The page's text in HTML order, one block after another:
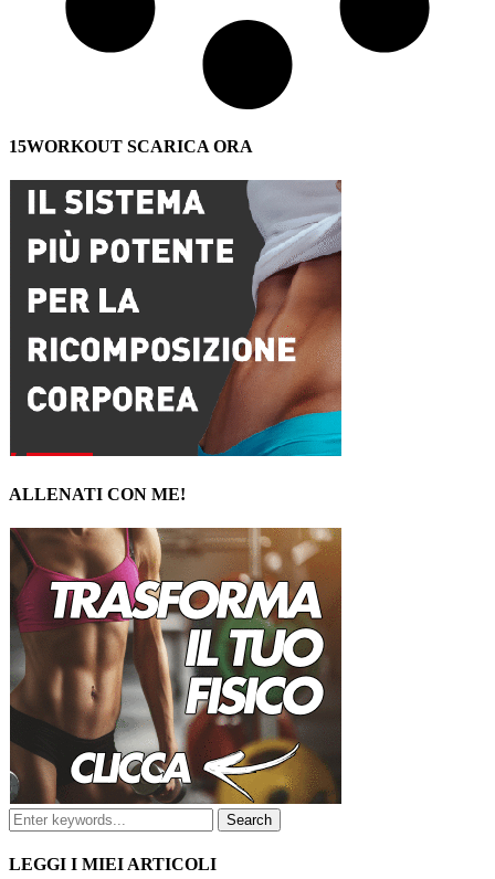
15WORKOUT SCARICA ORA
ALLENATI CON ME!
LEGGI I MIEI ARTICOLI